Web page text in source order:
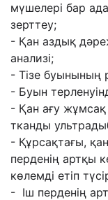
мүшелері бар
зерттеу;
- Қан аздық
анализі;
- Тізе буынының
- Буын
- Қан ағу жұмсақ
тканды
- Құрсақтағы,
перденің артқы
көлемді етіп
- Іш перденің